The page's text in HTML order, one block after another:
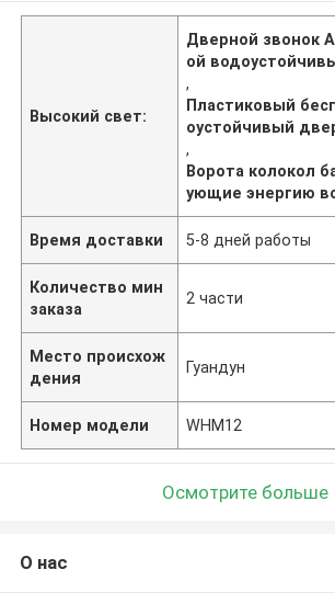
Высокий свет:
Дверной звонок
ой
,
Пластиковый
оустойчивый
,
Ворота колокол
ующие энергию
Время доставки 5-8 дней работы
Количество мин
заказа
2 части
Место происхож
дения
Гуандун
Номер модели WHM12
Осмотрите больше
О нас